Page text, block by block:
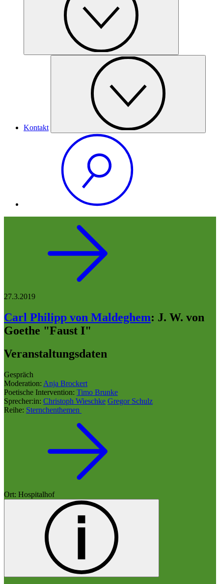
Kontakt
27.3.2019
Carl Philipp von Maldeghem: J. W. von
Goethe "Faust I"
Veranstaltungsdaten
Gespräch
Moderation: Anja Brockert
Poetische Intervention: Timo Brunke
Sprecher:in: Christoph Wieschke Gregor Schulz
Reihe: Sternchenthemen
Ort: Hospitalhof